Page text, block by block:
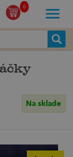
0
Na sklade